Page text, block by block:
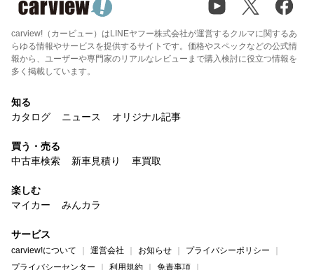
carview!（カービュー）はLINEヤフー株式会社が運営するクルマに関するあ
らゆる情報やサービスを提供するサイトです。価格やスペックなどの公式情
報から、ユーザーや専門家のリアルなレビューまで購入検討に役立つ情報を
多く掲載しています。
知る
カタログ
ニュース オリジナル記事
買う・売る
中古車検索
新車見積り 車買取
楽しむ
マイカー
みんカラ
サービス
carview!について 運営会社 お知らせ
プライバシーポリシー
プライバシーセンター
利用規約 免責事項